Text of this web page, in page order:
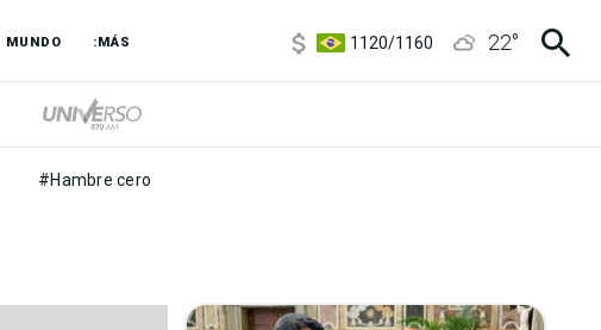
MUNDO :MÁS
1120/1160
22°
#Hambre cero